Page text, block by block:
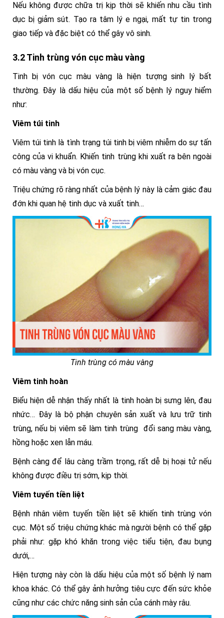
Nếu không được chữa trị kịp thời sẽ khiến nhu cầu tình
dục bị giảm sút. Tạo ra tâm lý e ngại, mất tự tin trong
giao tiếp và đặc biệt có thể gây vô sinh.
3.2 Tinh trùng vón cục màu vàng
Tinh bị vón cục màu vàng là hiện tượng sinh lý bất
thường. Đây là dấu hiệu của một số bệnh lý nguy hiểm
như:
Viêm túi tinh
Viêm túi tinh là tình trạng túi tinh bị viêm nhiễm do sự tấn
công của vi khuẩn. Khiến tinh trùng khi xuất ra bên ngoài
có màu vàng và bị vón cục.
Triệu chứng rõ ràng nhất của bệnh lý này là cảm giác đau
đớn khi quan hệ tinh dục và xuất tinh…
Tinh trùng có màu vàng
Viêm tinh hoàn
Biểu hiện dễ nhận thấy nhất là tinh hoàn bị sưng lên, đau
nhức… Đây là bộ phận chuyên sản xuất và lưu trữ tinh
trùng, nếu bị viêm sẽ làm tinh trùng đổi sang màu vàng,
hồng hoặc xen lẫn máu.
Bệnh càng để lâu càng trầm trọng, rất dễ bị hoại tử nếu
không được điều trị sớm, kịp thời.
Viêm tuyến tiền liệt
Bệnh nhân viêm tuyến tiền liệt sẽ khiến tinh trùng vón
cục. Một số triệu chứng khác mà người bệnh có thể gặp
phải như: gặp khó khăn trong việc tiểu tiện, đau bụng
dưới,…
Hiện tượng này còn là dấu hiệu của một số bệnh lý nam
khoa khác. Có thể gây ảnh hưởng tiêu cực đến sức khỏe
cũng như các chức năng sinh sản của cánh mày râu.